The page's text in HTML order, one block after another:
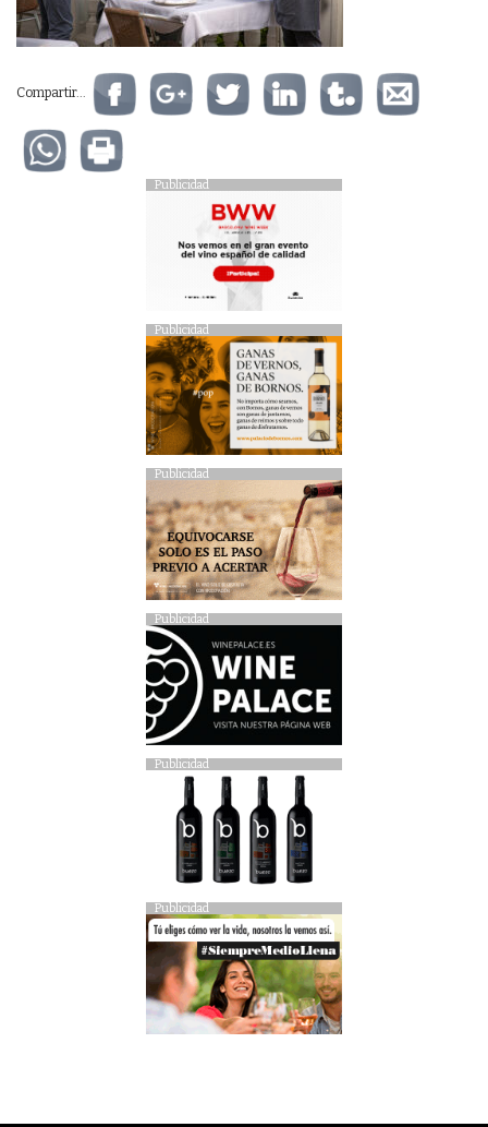
Compartir...
Publicidad
Publicidad
Publicidad
Publicidad
Publicidad
Publicidad